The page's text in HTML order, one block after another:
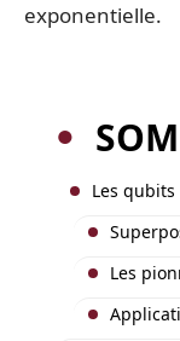
exponentielle.
Les
Les